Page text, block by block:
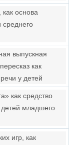
основа
среднего
выпускная
как
у детей
как средство
детей младшего
игр, как